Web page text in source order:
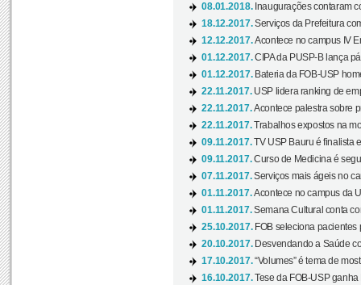
08.01.2018. Inaugurações contaram
18.12.2017.Serviços da Prefeitura
12.12.2017.Acontece no campus IV
01.12.2017.CIPA da PUSP-B lança
01.12.2017. Bateria da FOB-USP
22.11.2017. USP lidera ranking de
22.11.2017.Acontece palestra sobre
22.11.2017.Trabalhos expostos na
09.11.2017.TV USP Bauru é finalista
09.11.2017.Curso de Medicina é
07.11.2017.Serviços mais ágeis no
01.11.2017.Acontece no campus da
01.11.2017.Semana Cultural conta
25.10.2017. FOB seleciona pacientes
20.10.2017. Desvendando a Saúde
17.10.2017.“Volumes” é tema de
16.10.2017.Tese da FOB-USP